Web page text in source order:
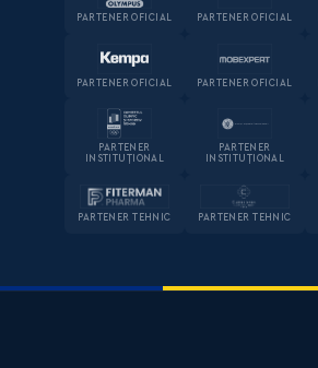
PARTENER OFICIAL PARTENER OFICIAL
PARTENER OFICIAL PARTENER OFICIAL
PARTENER
INSTITUȚIONAL
PARTENER
INSTITUȚIONAL
PARTENER TEHNIC PARTENER TEHNIC